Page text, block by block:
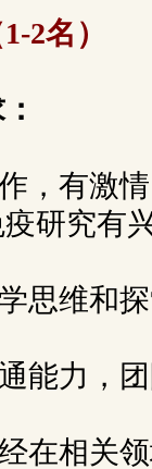
2名）
，有激
疫研究有
思维和
能力，
在相关